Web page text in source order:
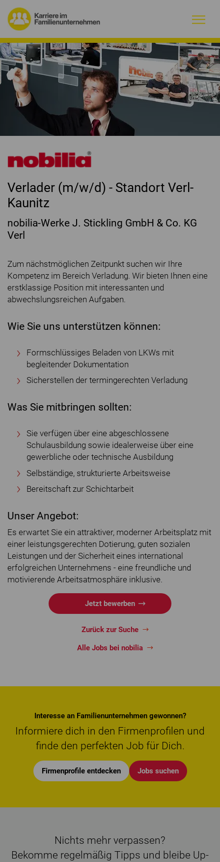
Warum Familienunternehmen?
Firmenprofile
Jobs
Magazin
Initiative
Kontakt
Verlader (m/w/d) - Standort Verl-
Kaunitz
nobilia-Werke J. Stickling GmbH & Co. KG
Verl
Zum nächstmöglichen Zeitpunkt suchen wir Ihre
Kompetenz im Bereich Verladung. Wir bieten Ihnen eine
erstklassige Position mit interessanten und
abwechslungsreichen Aufgaben.
Wie Sie uns unterstützen können:
Formschlüssiges Beladen von LKWs mit
begleitender Dokumentation
Sicherstellen der termingerechten Verladung
Was Sie mitbringen sollten:
Sie verfügen über eine abgeschlossene
Schulausbildung sowie idealerweise über eine
gewerbliche oder technische Ausbildung
Selbständige, strukturierte Arbeitsweise
Bereitschaft zur Schichtarbeit
Unser Angebot:
Es erwartet Sie ein attraktiver, moderner Arbeitsplatz mit
einer leistungsgerechten Dotierung, guten sozialen
Leistungen und der Sicherheit eines international
erfolgreichen Unternehmens - eine freundliche und
motivierende Arbeitsatmosphäre inklusive.
Jetzt bewerben
Zurück zur Suche
Alle Jobs bei nobilia
Interesse an Familienunternehmen gewonnen?
Informiere dich in den Firmenprofilen und
finde den perfekten Job für Dich.
Firmenprofile entdecken Jobs suchen
Nichts mehr verpassen?
Bekomme regelmäßig Tipps und bleibe Up-